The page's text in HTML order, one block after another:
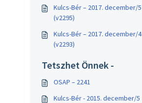
Kulcs-Bér – 2017. december/5
(v2295)
Kulcs-Bér – 2017. december/4
(v2293)
Tetszhet Önnek -
OSAP – 2241
Kulcs-Bér - 2015. december/5